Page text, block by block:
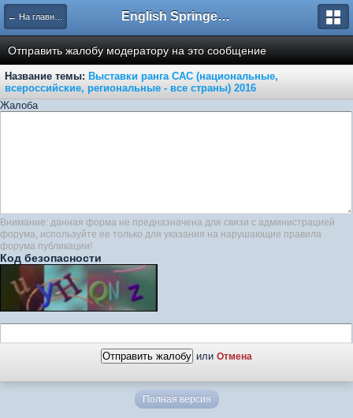
← На главную English Springer Spaniel Club
Отправить жалобу модератору на это сообщение
Название темы: Выставки ранга САС (национальные,
всероссийские, региональные - все страны) 2016
Жалоба
Внимание: данная форма не предназначена для связи с администрацией
форума, используйте ее только для указания на нарушающие правила
форума публикации!
Код безопасности
или Отмена
Полная версия